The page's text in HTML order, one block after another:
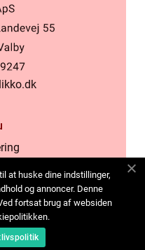
oss
at huske dine indstillinger,
og annoncer. Denne
fortsat brug af websiden